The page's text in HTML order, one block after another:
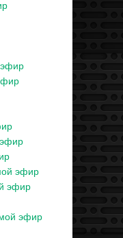
эфир
эфир
эфир